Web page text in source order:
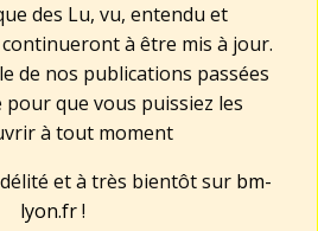
des Lu, vu, entendu et
à être mis à jour.
de nos publications passées
pour que vous puissiez les
à tout moment
et à très bientôt sur bm-
lyon.fr!